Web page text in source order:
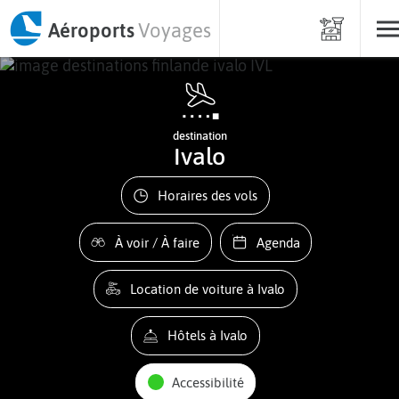
AéroportsVoyages
destination
Ivalo
Horaires des vols
À voir / À faire Agenda
Location de voiture à Ivalo
Hôtels à Ivalo
Accessibilité